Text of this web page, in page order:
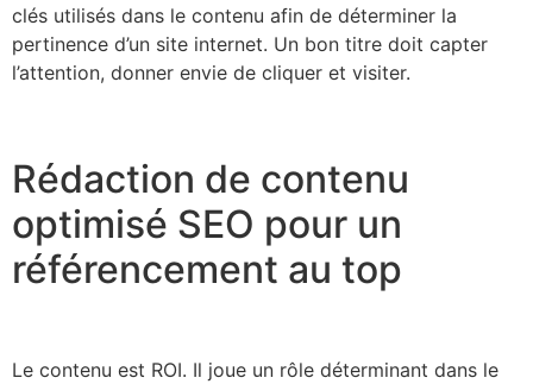
clés utilisés dans le contenu afin de déterminer la
pertinence d’un site internet. Un bon titre doit capter
l’attention, donner envie de cliquer et visiter.
Rédaction de contenu
optimisé SEO pour un
référencement au top
Le contenu est ROI. Il joue un rôle déterminant dans le